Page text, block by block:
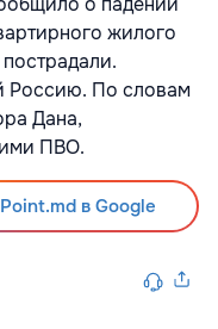
жилого
Россию. По словам
Дана,
ПВО.
в Google